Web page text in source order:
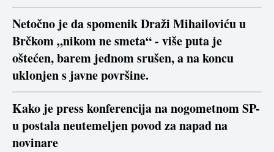
Netočno je da spomenik Draži Mihailoviću u
Brčkom „nikom ne smeta“ - više puta je
oštećen, barem jednom srušen, a na koncu
uklonjen s javne površine.
Kako je press konferencija na nogometnom SP-
u postala neutemeljen povod za napad na
novinare